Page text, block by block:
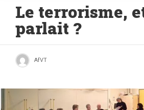
Le terrorisme,
parlait ?
AfVT